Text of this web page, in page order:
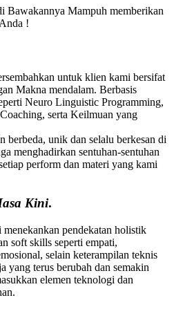
Bawakannya Mampuh memberikan
!
untuk klien kami bersifat
Makna mendalam. Berbasis
Neuro Linguistic Programming,
serta Keilmuan yang
berbeda, unik dan selalu berkesan di
menghadirkan sentuhan-sentuhan
perform dan materi yang kami
Kini.
pendekatan holistik
soft skills seperti empati,
selain keterampilan teknis
yang terus berubah dan semakin
elemen teknologi dan